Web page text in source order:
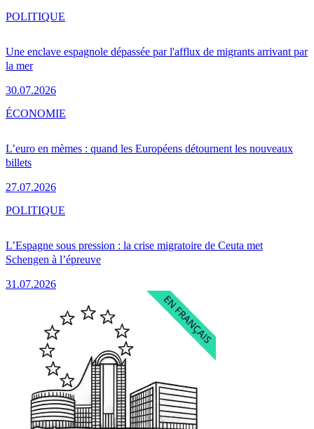
Une enclave espagnole dépassée par l'afflux de migrants arrivant par
la mer
30.07.2026
POLITIQUE
L’euro en mèmes : quand les Européens détournent les nouveaux
billets
27.07.2026
ÉCONOMIE
L’Espagne sous pression : la crise migratoire de Ceuta met
Schengen à l’épreuve
31.07.2026
POLITIQUE